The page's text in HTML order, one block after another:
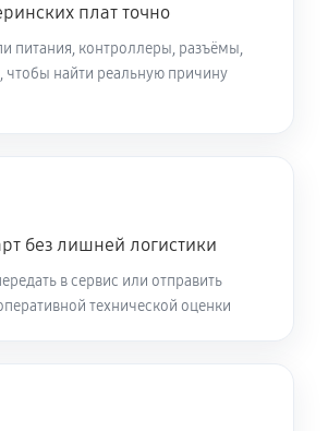
плат точно
питания, контроллеры, разъёмы,
чтобы найти реальную причину
без лишней логистики
в сервис или отправить
технической оценки